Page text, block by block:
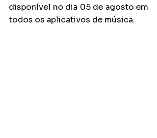
disponível no dia 05 de agosto em
todos os aplicativos de música.